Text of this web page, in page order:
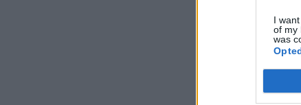
I
of my
was